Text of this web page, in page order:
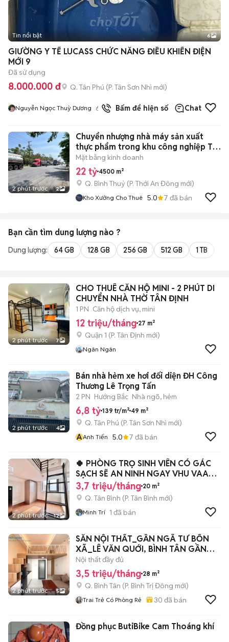
+2
Tin nổi bật 6
GIƯỜNG Y TẾ LUCASS CHỨC NĂNG ĐIỀU KHIỂN ĐIỆN
MỚI 9
Đã sử dụng
8.000.000 đ Q. Tân Phú (P. Tân Sơn Nhì mới)
Nguyễn Ngọc Thuỳ Dương 6 đã bánBấm để hiện số Chat
2 phút trước 2
Chuyển nhượng nhà máy sản xuất
thực phẩm trong khu công nghiệp Trà
Nóc
Mặt bằng kinh doanh
22 tỷ 4500 m²
Q. Bình Thuỷ (P. Thới An Đông mới)
Kho Xưởng Cho Thuê 5.0 7 đã bán
Bạn cần tìm dung lượng nào ?
Dung lượng: 64 GB 128 GB 256 GB 512 GB 1 TB
2 phút trước 7
CHO THUÊ CĂN HỘ MINI - 2 PHÚT DI
CHUYỂN NHÀ THỜ TÂN ĐỊNH
1 PN Căn hộ dịch vụ, mini
12 triệu/tháng 27 m²
Quận 1 (P. Tân Định mới)
Ngân Ngân
2 phút trước 4
Bán nhà hẻm xe hơi đối diện ĐH Công
Thương Lê Trọng Tấn
2 PN Hướng Bắc Nhà ngõ, hẻm
6,8 tỷ 139 tr/m² 49 m²
Q. Tân Phú (P. Tân Sơn Nhì mới)
AAnh Tiến 5.0 7 đã bán
2 phút trước 12
🍀 PHÒNG TRỌ SINH VIÊN CÓ GÁC
SẠCH SẼ AN NINH NGAY VHU VAA
CD Y PNT
3,7 triệu/tháng 20 m²
Q. Tân Bình (P. Tân Bình mới)
Minh Trí 1 đã bán
2 phút trước 5
SẴN NỘI THẤT_GẦN NGÃ TƯ BỐN
XÃ_LÊ VĂN QUỚI, BÌNH TÂN GẦN
ĐẠI HỌC VHU
Nội thất đầy đủ
3,5 triệu/tháng 28 m²
Q. Bình Tân (P. Bình Trị Đông mới)
Trai Trẻ Có Phòng Rẻ 30 đã bán
Đồng phục ButiBike Cam Thoáng khí